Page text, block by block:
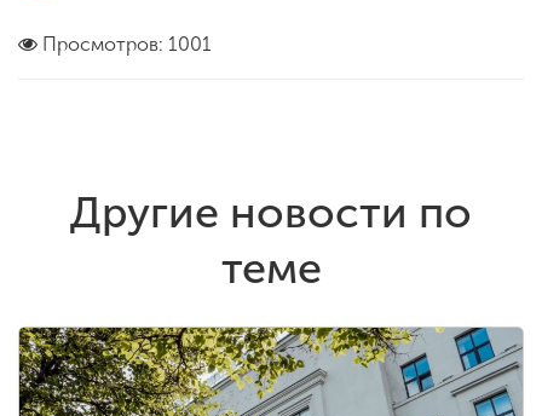
Просмотров: 1001
Другие новости по
теме